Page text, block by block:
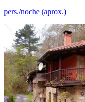
pers./noche (aprox.)